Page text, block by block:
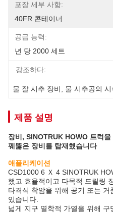
포장 세부 사항:
40FR 콘테이너
공급 능력:
년 당 2000 세트
강조하다:
물 잘 시추 장비 물 시추공의 시
제품 설명
장비, SINOTRUK HOWO 트럭
꿰뚫은 장비를 탑재했습니다
애플리케이션
CSD1000 6 Ｘ 4 SINOTRUK
했고 효율적이고 다목적 드릴링
타격식 착암을 위해 공기 또는
있습니다.
넓게 지구 열학적 가열을 위해